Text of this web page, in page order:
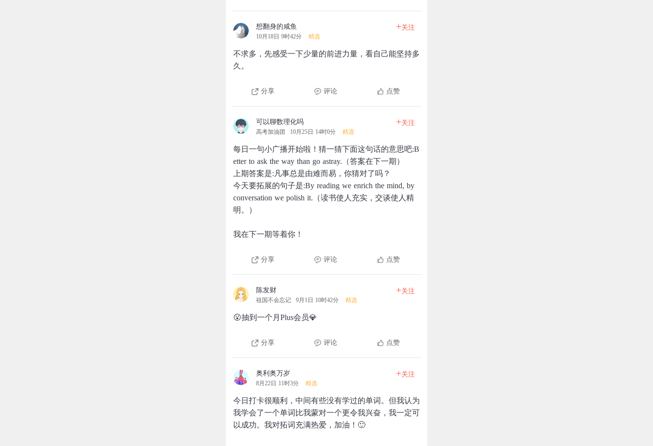
想翻身的咸鱼
10月18日 9时42分 精选
+关注
不求多，先感受一下少量的前进力量，看自己能坚持多
久。
分享 评论 点赞
可以聊数理化吗
高考加油团 10月25日 14时0分 精选
+关注
每日一句小广播开始啦！猜一猜下面这句话的意思吧:B
etter to ask the way than go astray.（答案在下一期）
上期答案是:凡事总是由难而易，你猜对了吗？
今天要拓展的句子是:By reading we enrich the mind, by
conversation we polish it.（读书使人充实，交谈使人精
明。）
我在下一期等着你！
分享 评论 点赞
陈发财
祖国不会忘记 9月1日 10时42分 精选
+关注
😮抽到一个月Plus会员💎
分享 评论 点赞
奥利奥万岁
8月22日 11时3分 精选
+关注
今日打卡很顺利，中间有些没有学过的单词。但我认为
我学会了一个单词比我蒙对一个更令我兴奋，我一定可
以成功。我对拓词充满热爱，加油！🙂